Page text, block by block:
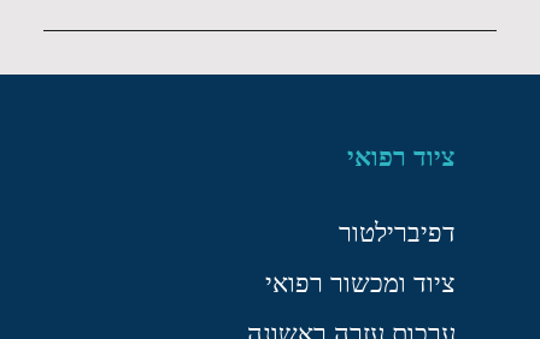
ציוד רפואי
דפיברילטור
ציוד ומכשור רפואי